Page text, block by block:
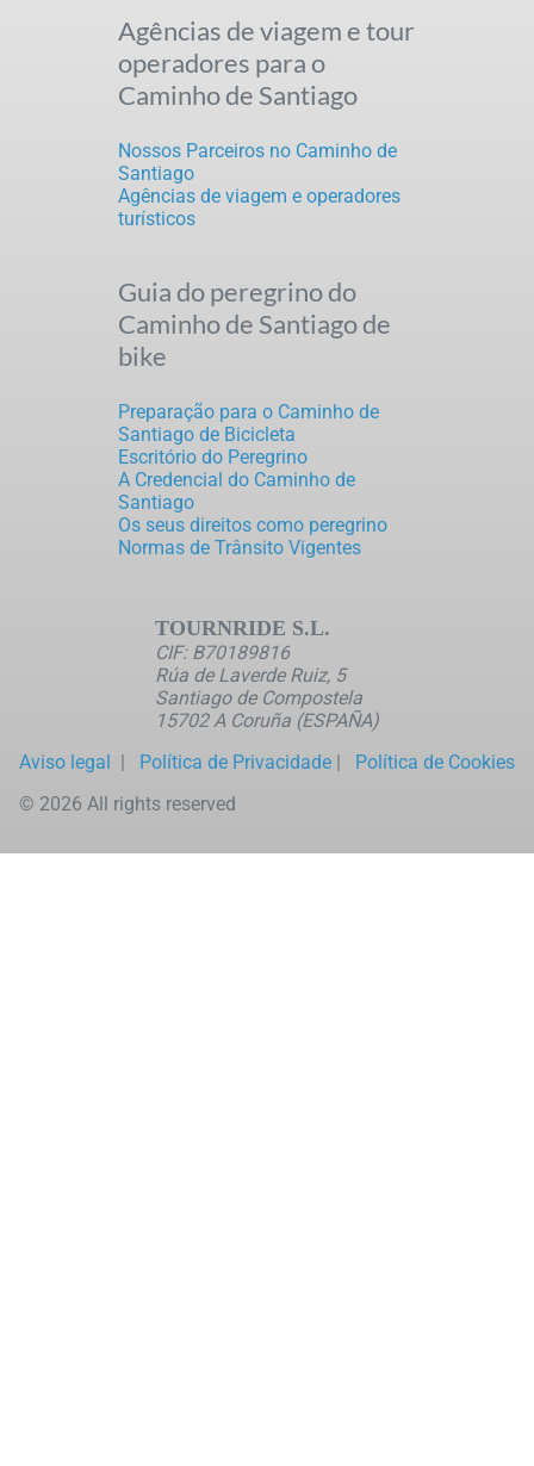
Agências de viagem e tour
operadores para o
Caminho de Santiago
Nossos Parceiros no Caminho de
Santiago
Agências de viagem e operadores
turísticos
Guia do peregrino do
Caminho de Santiago de
bike
Preparação para o Caminho de
Santiago de Bicicleta
Escritório do Peregrino
A Credencial do Caminho de
Santiago
Os seus direitos como peregrino
Normas de Trânsito Vigentes
TOURNRIDE S.L.
CIF: B70189816
Rúa de Laverde Ruiz, 5
Santiago de Compostela
15702 A Coruña (ESPAÑA)
Aviso legal | Política de Privacidade | Política de Cookies
© 2026 All rights reserved